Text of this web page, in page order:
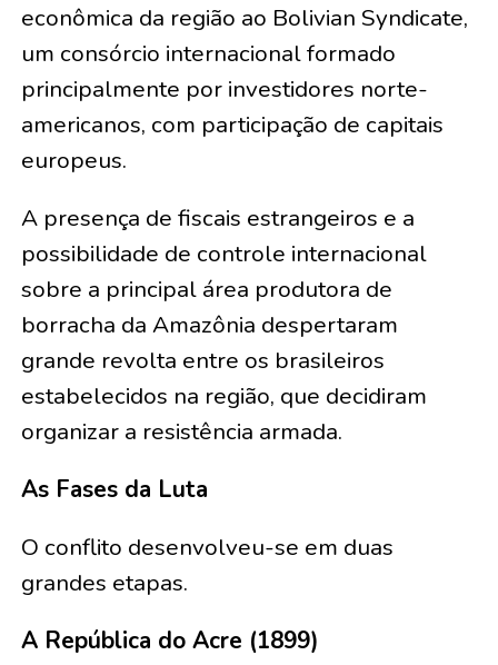
econômica da região ao Bolivian Syndicate,
um consórcio internacional formado
principalmente por investidores norte-
americanos, com participação de capitais
europeus.
A presença de fiscais estrangeiros e a
possibilidade de controle internacional
sobre a principal área produtora de
borracha da Amazônia despertaram
grande revolta entre os brasileiros
estabelecidos na região, que decidiram
organizar a resistência armada.
As Fases da Luta
O conflito desenvolveu-se em duas
grandes etapas.
A República do Acre (1899)